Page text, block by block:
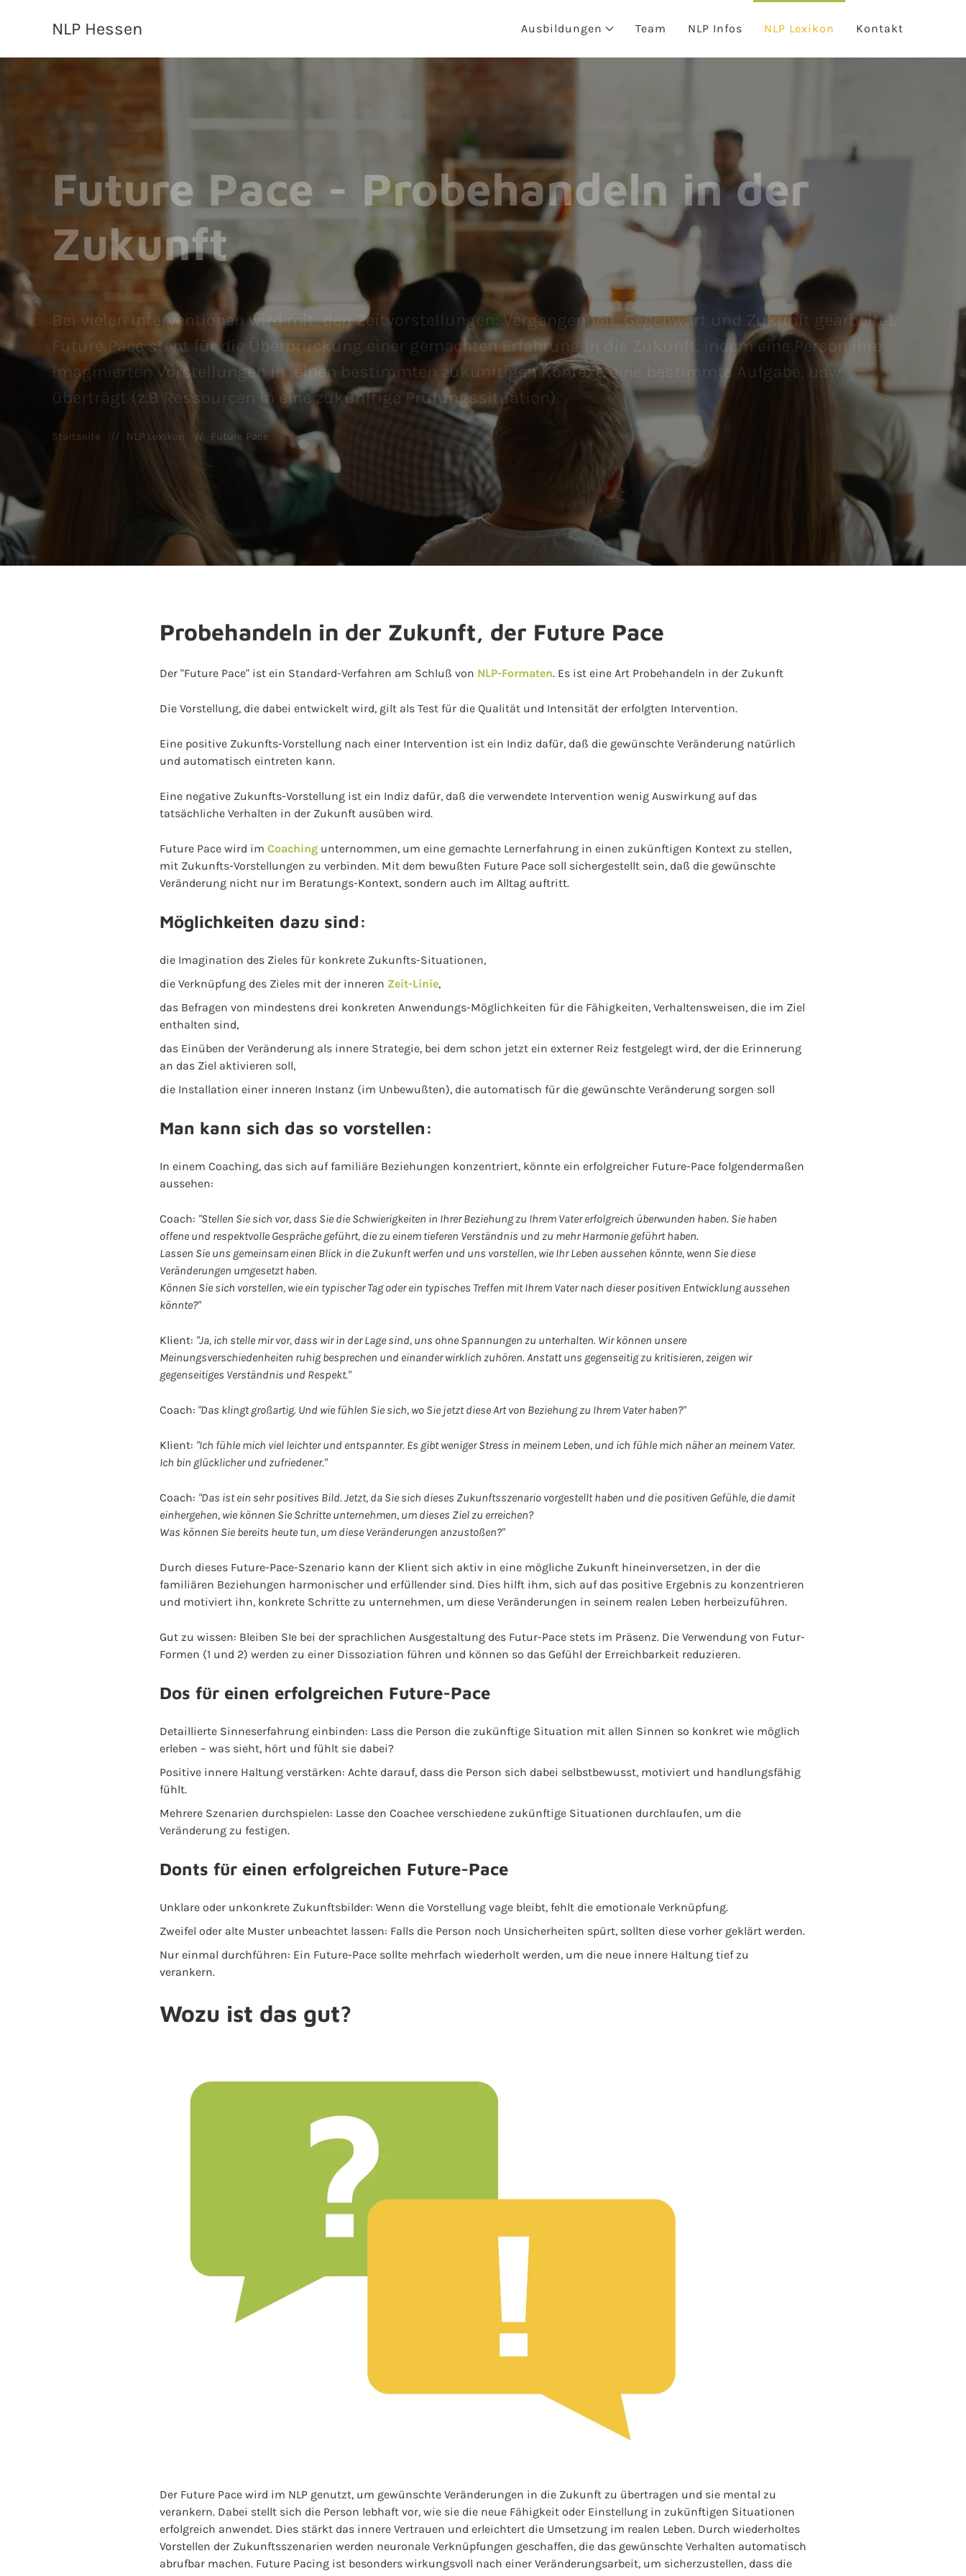
NLP Hessen Ausbildungen Team NLP Infos NLP Lexikon Kontakt
Future Pace - Probehandeln in der
Zukunft
Bei vielen Interventionen wird mit den Zeitvorstellungen: Vergangenheit, Gegenwart und Zukunft gearbeitet.
Future Pace steht für die Überbrückung einer gemachten Erfahrung in die Zukunft, indem eine Person ihre
imaginierten Vorstellungen in einen bestimmten zukünftigen Kontext, eine bestimmte Aufgabe, usw.
überträgt (z.B Ressourcen in eine zukünftige Prüfungssituation).
Startseite NLP Lexikon Future Pace
Probehandeln in der Zukunft, der Future Pace
Der "Future Pace" ist ein Standard-Verfahren am Schluß von NLP-Formaten. Es ist eine Art Probehandeln in der Zukunft
Die Vorstellung, die dabei entwickelt wird, gilt als Test für die Qualität und Intensität der erfolgten Intervention.
Eine positive Zukunfts-Vorstellung nach einer Intervention ist ein Indiz dafür, daß die gewünschte Veränderung natürlich
und automatisch eintreten kann.
Eine negative Zukunfts-Vorstellung ist ein Indiz dafür, daß die verwendete Intervention wenig Auswirkung auf das
tatsächliche Verhalten in der Zukunft ausüben wird.
Future Pace wird im Coaching unternommen, um eine gemachte Lernerfahrung in einen zukünftigen Kontext zu stellen,
mit Zukunfts-Vorstellungen zu verbinden. Mit dem bewußten Future Pace soll sichergestellt sein, daß die gewünschte
Veränderung nicht nur im Beratungs-Kontext, sondern auch im Alltag auftritt.
Möglichkeiten dazu sind:
die Imagination des Zieles für konkrete Zukunfts-Situationen,
die Verknüpfung des Zieles mit der inneren Zeit-Linie,
das Befragen von mindestens drei konkreten Anwendungs-Möglichkeiten für die Fähigkeiten, Verhaltensweisen, die im Ziel
enthalten sind,
das Einüben der Veränderung als innere Strategie, bei dem schon jetzt ein externer Reiz festgelegt wird, der die Erinnerung
an das Ziel aktivieren soll,
die Installation einer inneren Instanz (im Unbewußten), die automatisch für die gewünschte Veränderung sorgen soll
Man kann sich das so vorstellen:
In einem Coaching, das sich auf familiäre Beziehungen konzentriert, könnte ein erfolgreicher Future-Pace folgendermaßen
aussehen:
Coach: "Stellen Sie sich vor, dass Sie die Schwierigkeiten in Ihrer Beziehung zu Ihrem Vater erfolgreich überwunden haben. Sie haben
offene und respektvolle Gespräche geführt, die zu einem tieferen Verständnis und zu mehr Harmonie geführt haben.
Lassen Sie uns gemeinsam einen Blick in die Zukunft werfen und uns vorstellen, wie Ihr Leben aussehen könnte, wenn Sie diese
Veränderungen umgesetzt haben.
Können Sie sich vorstellen, wie ein typischer Tag oder ein typisches Treffen mit Ihrem Vater nach dieser positiven Entwicklung aussehen
könnte?"
Klient: "Ja, ich stelle mir vor, dass wir in der Lage sind, uns ohne Spannungen zu unterhalten. Wir können unsere
Meinungsverschiedenheiten ruhig besprechen und einander wirklich zuhören. Anstatt uns gegenseitig zu kritisieren, zeigen wir
gegenseitiges Verständnis und Respekt."
Coach: "Das klingt großartig. Und wie fühlen Sie sich, wo Sie jetzt diese Art von Beziehung zu Ihrem Vater haben?"
Klient: "Ich fühle mich viel leichter und entspannter. Es gibt weniger Stress in meinem Leben, und ich fühle mich näher an meinem Vater.
Ich bin glücklicher und zufriedener."
Coach: "Das ist ein sehr positives Bild. Jetzt, da Sie sich dieses Zukunftsszenario vorgestellt haben und die positiven Gefühle, die damit
einhergehen, wie können Sie Schritte unternehmen, um dieses Ziel zu erreichen?
Was können Sie bereits heute tun, um diese Veränderungen anzustoßen?"
Durch dieses Future-Pace-Szenario kann der Klient sich aktiv in eine mögliche Zukunft hineinversetzen, in der die
familiären Beziehungen harmonischer und erfüllender sind. Dies hilft ihm, sich auf das positive Ergebnis zu konzentrieren
und motiviert ihn, konkrete Schritte zu unternehmen, um diese Veränderungen in seinem realen Leben herbeizuführen.
Gut zu wissen: Bleiben SIe bei der sprachlichen Ausgestaltung des Futur-Pace stets im Präsenz. Die Verwendung von Futur-
Formen (1 und 2) werden zu einer Dissoziation führen und können so das Gefühl der Erreichbarkeit reduzieren.
Dos für einen erfolgreichen Future-Pace
Detaillierte Sinneserfahrung einbinden: Lass die Person die zukünftige Situation mit allen Sinnen so konkret wie möglich
erleben – was sieht, hört und fühlt sie dabei?
Positive innere Haltung verstärken: Achte darauf, dass die Person sich dabei selbstbewusst, motiviert und handlungsfähig
fühlt.
Mehrere Szenarien durchspielen: Lasse den Coachee verschiedene zukünftige Situationen durchlaufen, um die
Veränderung zu festigen.
Donts für einen erfolgreichen Future-Pace
Unklare oder unkonkrete Zukunftsbilder: Wenn die Vorstellung vage bleibt, fehlt die emotionale Verknüpfung.
Zweifel oder alte Muster unbeachtet lassen: Falls die Person noch Unsicherheiten spürt, sollten diese vorher geklärt werden.
Nur einmal durchführen: Ein Future-Pace sollte mehrfach wiederholt werden, um die neue innere Haltung tief zu
verankern.
Wozu ist das gut?
Der Future Pace wird im NLP genutzt, um gewünschte Veränderungen in die Zukunft zu übertragen und sie mental zu
verankern. Dabei stellt sich die Person lebhaft vor, wie sie die neue Fähigkeit oder Einstellung in zukünftigen Situationen
erfolgreich anwendet. Dies stärkt das innere Vertrauen und erleichtert die Umsetzung im realen Leben. Durch wiederholtes
Vorstellen der Zukunftsszenarien werden neuronale Verknüpfungen geschaffen, die das gewünschte Verhalten automatisch
abrufbar machen. Future Pacing ist besonders wirkungsvoll nach einer Veränderungsarbeit, um sicherzustellen, dass die